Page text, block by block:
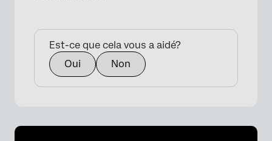
Est-ce que cela vous a aidé?
Oui
Non